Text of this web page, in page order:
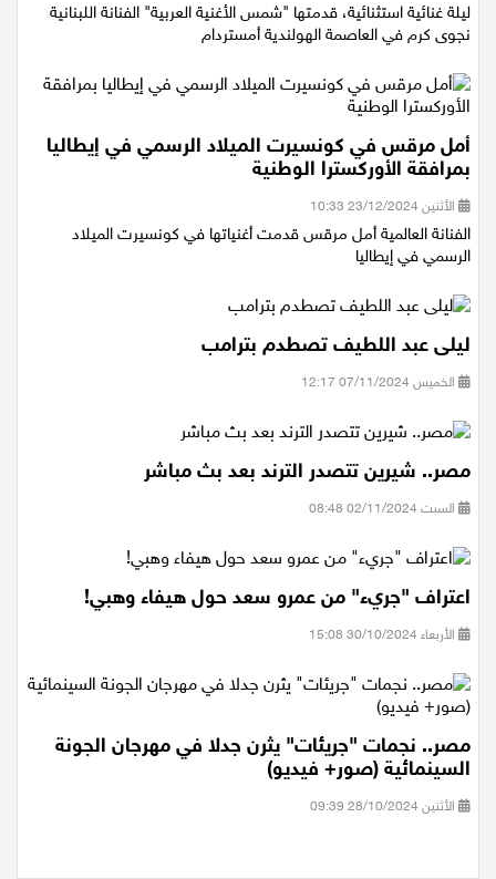
ليلة غنائية استثنائية، قدمتها "شمس الأغنية العربية" الفنانة اللبنانية
نجوى كرم في العاصمة الهولندية أمستردام
أمل مرقس في كونسيرت الميلاد الرسمي في إيطاليا
بمرافقة الأوركسترا الوطنية
الأثنين 23/12/2024 10:33
الفنانة العالمية أمل مرقس قدمت أغنياتها في كونسيرت الميلاد
الرسمي في إيطاليا
ليلى عبد اللطيف تصطدم بترامب
الخميس 07/11/2024 12:17
مصر.. شيرين تتصدر الترند بعد بث مباشر
السبت 02/11/2024 08:48
اعتراف "جريء" من عمرو سعد حول هيفاء وهبي!
الأربعاء 30/10/2024 15:08
مصر.. نجمات "جريئات" يثرن جدلا في مهرجان الجونة
السينمائية (صور+ فيديو)
الأثنين 28/10/2024 09:39